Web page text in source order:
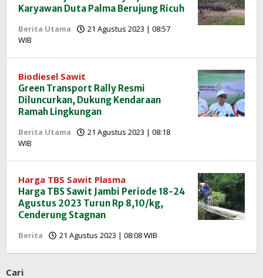
Karyawan Duta Palma Berujung Ricuh
Berita Utama
21 Agustus 2023 | 08:57
WIB
InfoSAWIT
Biodiesel Sawit
Green Transport Rally Resmi
Diluncurkan, Dukung Kendaraan
Ramah Lingkungan
Berita Utama
21 Agustus 2023 | 08:18
WIB
InfoSAWIT
Harga TBS Sawit Plasma
Harga TBS Sawit Jambi Periode 18-24
Agustus 2023 Turun Rp 8,10/kg,
Cenderung Stagnan
Berita 21 Agustus 2023 | 08:08 WIB
InfoSAWIT
Cari